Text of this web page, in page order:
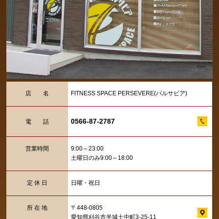
店 名 FITNESS SPACE PERSEVERE(パルサビア)
電 話 0566-87-2787
営業時間
9:00～23:00
土曜日のみ9:00～18:00
定 休 日 日曜・祝日
所 在 地
〒448-0805
愛知県刈谷市半城土中町3-25-11